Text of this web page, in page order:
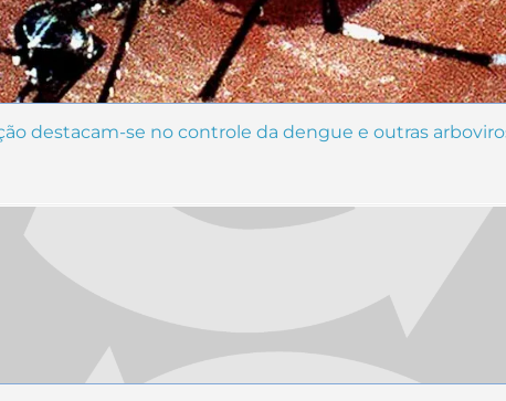
destacam-se no controle da dengue e outras